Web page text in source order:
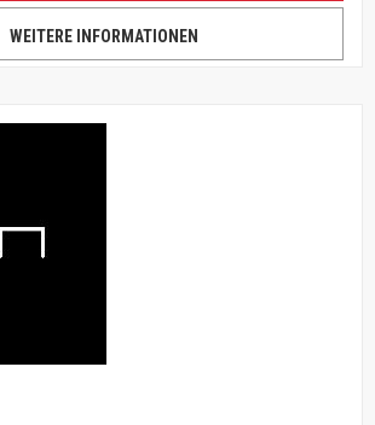
WEITERE INFORMATIONEN